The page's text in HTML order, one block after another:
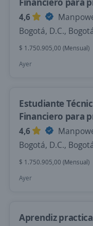
4,6
Bogotá, D.C.,
$ 1.750.905,00 (Mensual)
Ayer
Estudiante
Financiero para
4,6
Bogotá, D.C.,
$ 1.750.905,00 (Mensual)
Ayer
Aprendiz